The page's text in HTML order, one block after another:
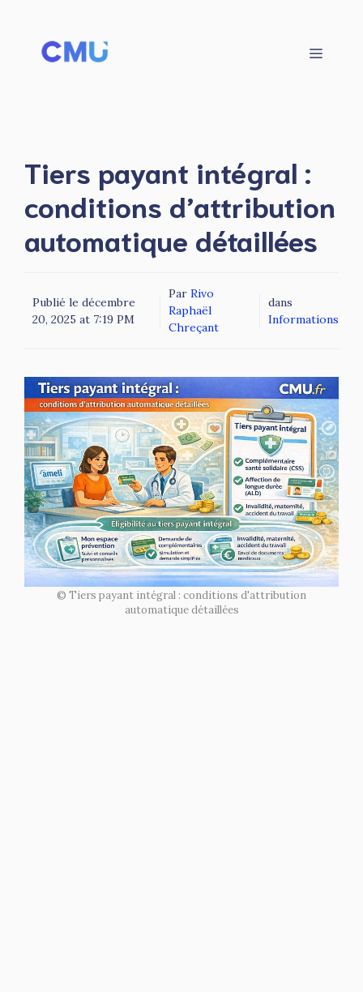
contenu
Menu
Tiers payant intégral :
conditions d’attribution
automatique détaillées
Publié le décembre
20, 2025 at 7:19 PM
Par Rivo
Raphaël
Chreçant
dans
Informations
© Tiers payant intégral : conditions d'attribution
automatique détaillées